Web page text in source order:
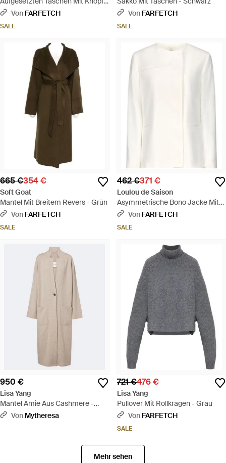
WeißVon FARFETCH
SALE
Von FARFETCH
SALE
665 €354 €
Soft Goat
Mantel Mit Breitem Revers - Grün
Von FARFETCH
SALE
462 €371 €
Loulou de Saison
Asymmetrische Bono Jacke Mit
Taschen - Weiß
Von FARFETCH
SALE
950 €
Lisa Yang
Mantel Amie Aus Cashmere -
Natur
Von Mytheresa
721 €476 €
Lisa Yang
Pullover Mit Rollkragen - Grau
Von FARFETCH
SALE
Mehr sehen